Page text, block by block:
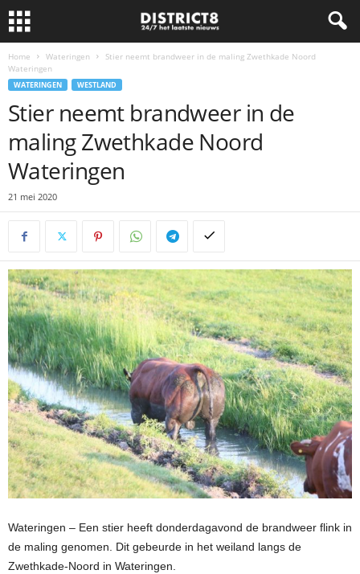
Home Wateringen
Stier neemt brandweer in de maling Zwethkade Noord
Wateringen
WATERINGEN WESTLAND
Stier neemt brandweer in de
maling Zwethkade Noord
Wateringen
21 mei 2020
Wateringen – Een stier heeft donderdagavond de brandweer flink in
de maling genomen. Dit gebeurde in het weiland langs de
Zwethkade-Noord in Wateringen.